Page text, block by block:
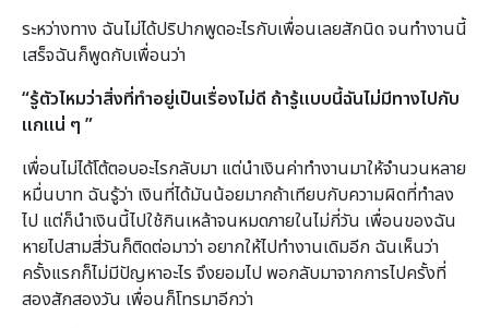
ระหว่างทาง ฉันไม่ได้ปริปากพูดอะไรกับเพื่อนเลยสักนิด จนทำงานนี้
เสร็จฉันก็พูดกับเพื่อนว่า
“รู้ตัวไหมว่าสิ่งที่ทำอยู่เป็นเรื่องไม่ดี ถ้ารู้แบบนี้ฉันไม่มีทางไปกับ
แกแน่ ๆ ”
เพื่อนไม่ได้โต้ตอบอะไรกลับมา แต่นำเงินค่าทำงานมาให้จำนวนหลาย
หมื่นบาท ฉันรู้ว่า เงินที่ได้มันน้อยมากถ้าเทียบกับความผิดที่ทำลง
ไป แต่ก็นำเงินนี้ไปใช้กินเหล้าจนหมดภายในไม่กี่วัน เพื่อนของฉัน
หายไปสามสี่วันก็ติดต่อมาว่า อยากให้ไปทำงานเดิมอีก ฉันเห็นว่า
ครั้งแรกก็ไม่มีปัญหาอะไร จึงยอมไป พอกลับมาจากการไปครั้งที่
สองสักสองวัน เพื่อนก็โทรมาอีกว่า